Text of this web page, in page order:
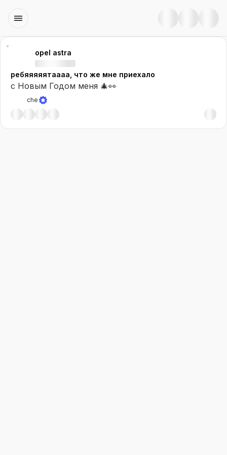
opel astra
ребяяяяятаааа, что же мне приехало
с Новым Годом меня 🎄👀
che